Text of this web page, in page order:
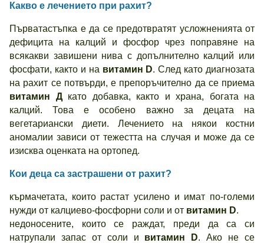
Какво е лечението при рахит?
Първатастъпка е да се предотвратят усложненията от
дефицита на калций и фосфор чрез поправяне на
всякакви завишени нива с допълнително калций или
фосфати, както и на витамин D. След като диагнозата
на рахит се потвърди, е препоръчително да се приема
витамин Дкато добавка, както и храна, богата на
калций. Това е особено важно за децата на
вегетариански диети. Лечението на някои костни
аномалии зависи от тежестта на случая и може да се
изисква оценката на ортопед.
Кои деца са застрашени от рахит?
кърмачетата, които растат усилено и имат по-големи
нужди от калциево-фосфорни соли и от витамин D.
недоносените, които се раждат, преди да са си
натрупали запас от соли и витамин D. Ако не се